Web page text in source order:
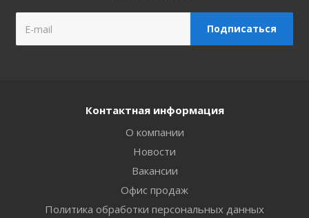
Контактная информация
О компании
Новости
Вакансии
Офис продаж
Политика обработки персональных данных